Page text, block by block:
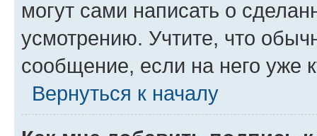
могут сами написать о
усмотрению. Учтите, что
сообщение, если на него уже
Вернуться к началу